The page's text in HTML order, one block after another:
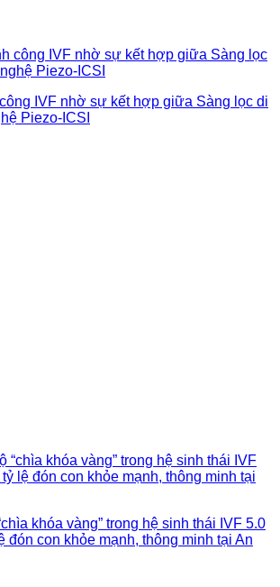
IVF nhờ sự kết hợp giữa Sàng lọc di
Piezo-ICSI
khóa vàng” trong hệ sinh thái IVF 5.0
đón con khỏe mạnh, thông minh tại An